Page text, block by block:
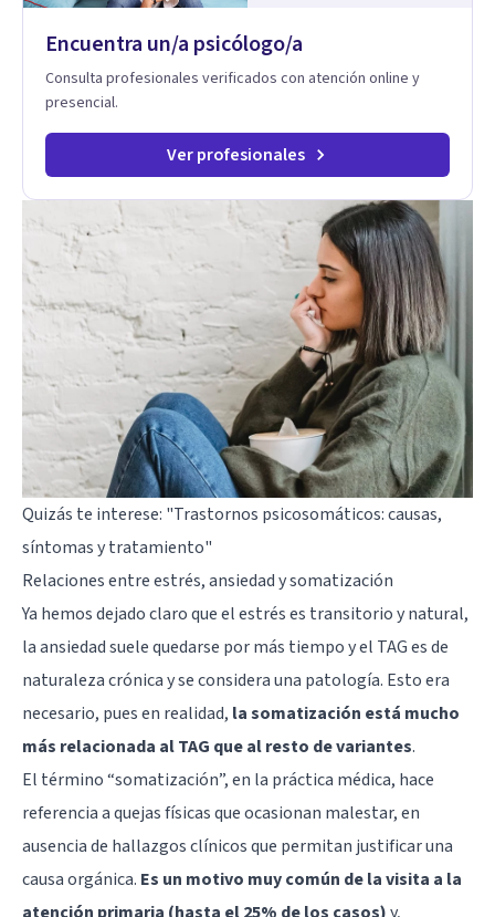
Encuentra un/a psicólogo/a
Consulta profesionales verificados con atención online y
presencial.
Ver profesionales
Quizás te interese: "Trastornos psicosomáticos: causas,
síntomas y tratamiento"
Relaciones entre estrés, ansiedad y somatización
Ya hemos dejado claro que el estrés es transitorio y natural,
la ansiedad suele quedarse por más tiempo y el TAG es de
naturaleza crónica y se considera una patología. Esto era
necesario, pues en realidad, la somatización está mucho
más relacionada al TAG que al resto de variantes.
El término “somatización”, en la práctica médica, hace
referencia a quejas físicas que ocasionan malestar, en
ausencia de hallazgos clínicos que permitan justificar una
causa orgánica. Es un motivo muy común de la visita a la